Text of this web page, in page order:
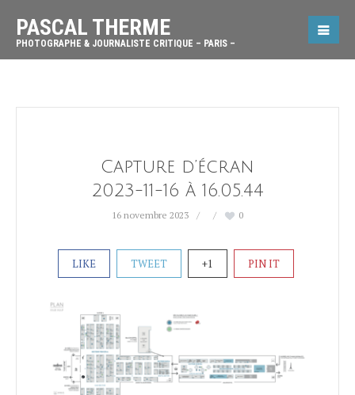
PASCAL THERME
PHOTOGRAPHE & JOURNALISTE CRITIQUE – PARIS –
Capture d’écran
2023-11-16 à 16.05.44
16 novembre 2023 0
LIKE TWEET +1 PIN IT